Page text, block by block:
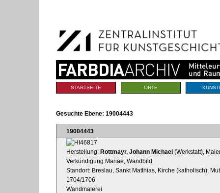
Navigation
Sektionen
STARTSEITE ORTE
Gesuchte Ebene: 19004443
19004443
Herstellung: Rottmayr, Johann Michael (Werkstatt),
Verkündigung Mariae, Wandbild
Standort: Breslau, Sankt Matthias, Kirche (katholisch),
1704/1706
Wandmalerei